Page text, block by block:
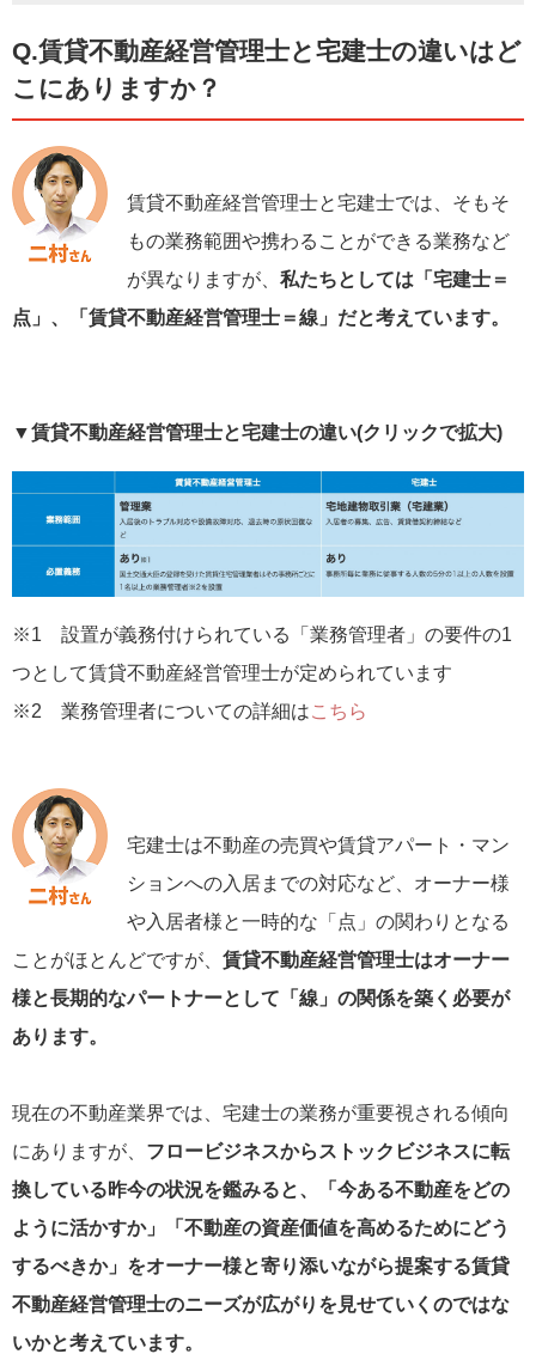
Q.賃貸不動産経営管理士と宅建士の違いはど
こにありますか？
賃貸不動産経営管理士と宅建士では、そもそ
もの業務範囲や携わることができる業務など
が異なりますが、 私たちとしては「宅建士＝
点」、「賃貸不動産経営管理士＝線」だと考えています。
▼賃貸不動産経営管理士と宅建士の違い(クリックで拡大)
※1 設置が義務付けられている「業務管理者」の要件の1
つとして賃貸不動産経営管理士が定められています
※2 業務管理者についての詳細はこちら
宅建士は不動産の売買や賃貸アパート・マン
ションへの入居までの対応など、オーナー様
や入居者様と一時的な「点」の関わりとなる
ことがほとんどですが、 賃貸不動産経営管理士はオーナー
様と長期的なパートナーとして「線」の関係を築く必要が
あります。
現在の不動産業界では、宅建士の業務が重要視される傾向
にありますが、 フロービジネスからストックビジネスに転
換している昨今の状況を鑑みると、「今ある不動産をどの
ように活かすか」「不動産の資産価値を高めるためにどう
するべきか」をオーナー様と寄り添いながら提案する賃貸
不動産経営管理士のニーズが広がりを見せていくのではな
いかと考えています。